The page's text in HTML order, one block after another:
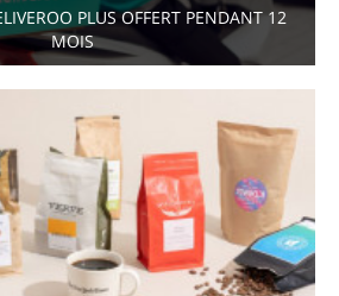
PLUS OFFERT PENDANT 12
MOIS